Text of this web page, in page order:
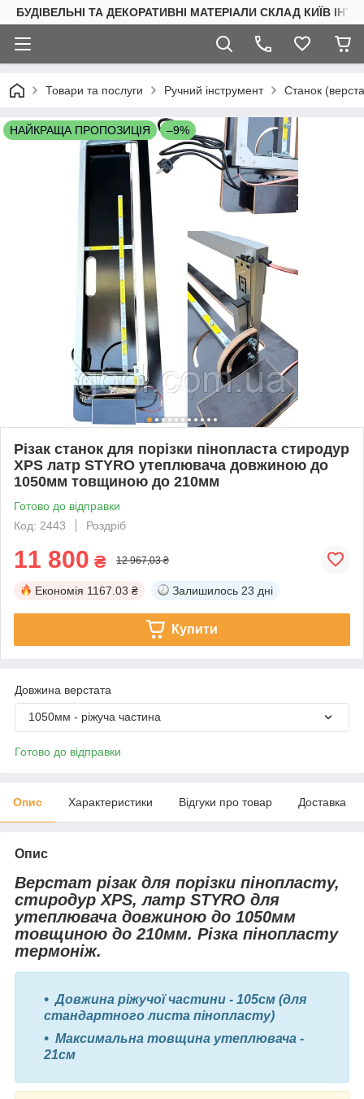
БУДІВЕЛЬНІ ТА ДЕКОРАТИВНІ МАТЕРІАЛИ СКЛАД КИЇВ
Товари та послуги Ручний інструмент Станок
НАЙКРАЩА ПРОПОЗИЦІЯ –9%
Різак станок для порізки пінопласта стиродур
XPS латр STYRO утеплювача довжиною до
1050мм товщиною до 210мм
Готово до відправки
Код: 2443
Роздріб
11 800 ₴ 12 967,03 ₴
Економія 1167.03 ₴ Залишилось 23 дні
Купити
Довжина верстата
1050мм - ріжуча частина
Готово до відправки
Опис Характеристики Відгуки про товар Доставка
Опис
Верстат різак для порізки пінопласту,
стиродур XPS, латр STYRO для
утеплювача довжиною до 1050мм
товщиною до 210мм. Різка пінопласту
термоніж.
Довжина ріжучої частини - 105см (для
стандартного листа пінопласту)
Максимальна товщина утеплювача -
21см